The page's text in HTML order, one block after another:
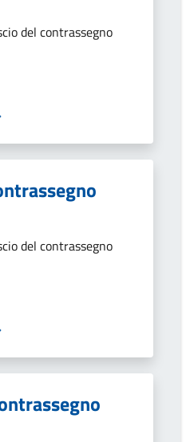
del contrassegno
del contrassegno